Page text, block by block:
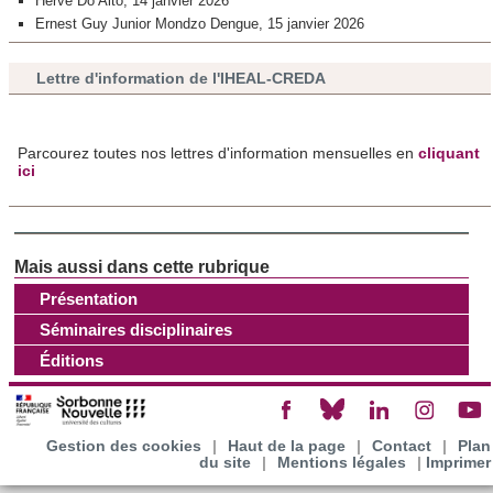
Les cookies nous permettent de personnaliser le contenu
et les annonces, d'offrir des fonctionnalités relatives aux
médias sociaux et d'analyser notre trafic. Nous
notre site avec nos partenaires de médias sociaux, de
publicité et d'analyse, qui peuvent combiner celles-ci avec
d'autres informations que vous leur avez fournies ou qu'ils
ont collectées lors de votre utilisation de leurs services.
Présentation
Séminaires disciplinaires
Éditions
Ernest Guy Junior Mondzo Dengue, 15 janvier 2026
Lettre d'information de l'IHEAL-CREDA
Parcourez toutes nos lettres d'information mensuelles en cliquant
ici
Gestion des cookies Haut de la page Contact
Plan
du site
Mentions légales Imprimer